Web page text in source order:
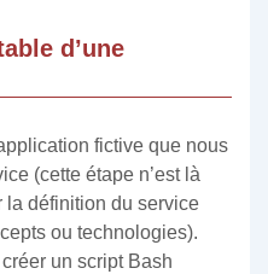
d’une
fictive que nous
(cette étape n’est là
la définition du service
ou technologies).
un script Bash